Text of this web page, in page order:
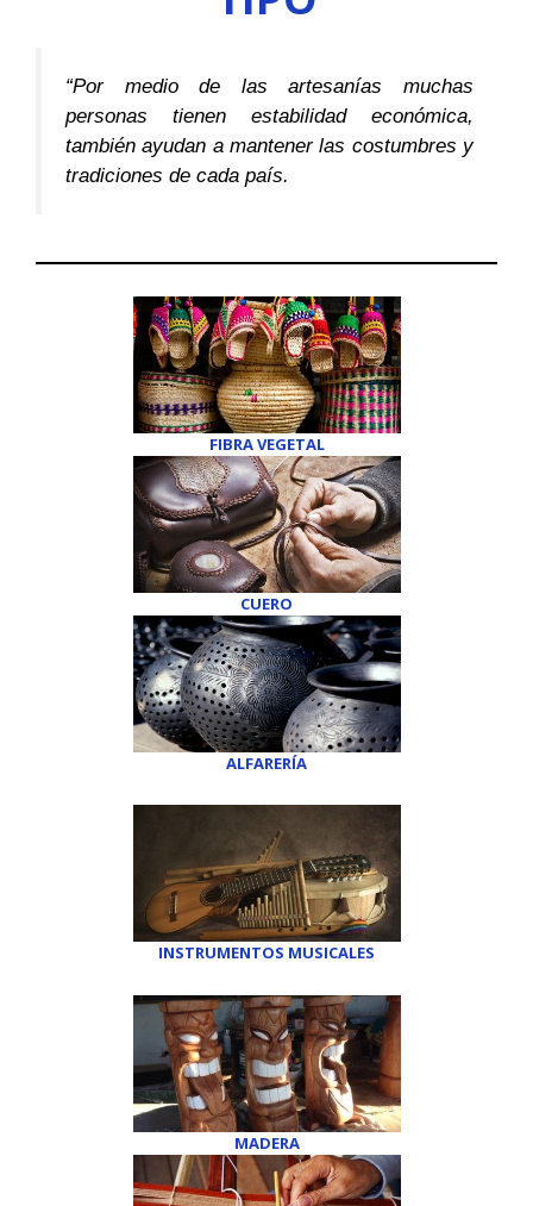
p
“Por medio de las artesanías muchas
personas tienen estabilidad económica,
también ayudan a mantener las costumbres y
tradiciones de cada país.
FIBRA VEGETAL
CUERO
ALFARERÍA
INSTRUMENTOS MUSICALES
MADERA